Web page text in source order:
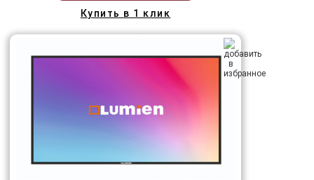
Купить в 1 клик